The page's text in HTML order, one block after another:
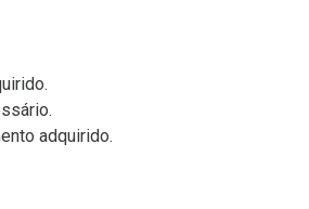
adquirido.